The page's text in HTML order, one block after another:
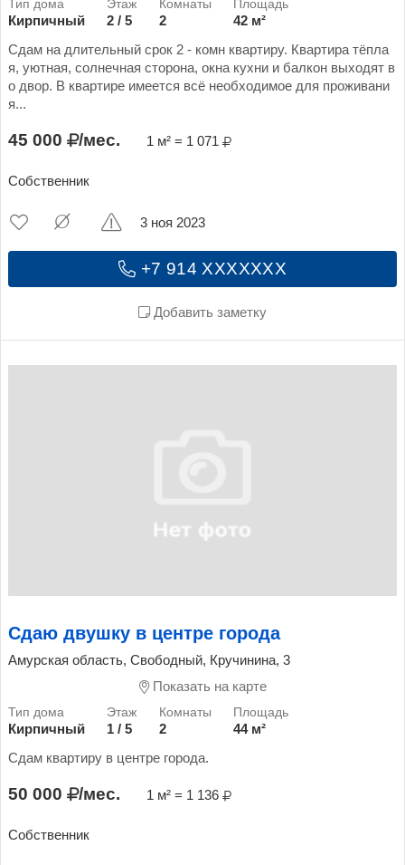
Кирпичный 2 / 5 2
42 м²
Сдам на длительный срок 2 - комн квартиру. Квартира тёпла
я, уютная, солнечная сторона, окна кухни и балкон выходят в
о двор. В квартире имеется всё необходимое для проживани
я...
45 000 /мес. 1 м² = 1 071
Собственник
+7 914 XXXXXXX
Добавить заметку
3 ноя 2023
Сдаю двушку в центре города
Амурская область, Свободный, Кручинина, 3
Показать на карте
Кирпичный 1 / 5 2
44 м²
Сдам квартиру в центре города.
50 000 /мес. 1 м² = 1 136
Собственник